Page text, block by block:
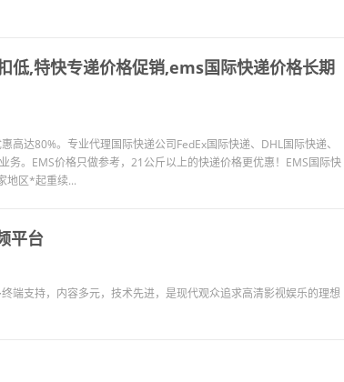
低,特快专递价格促销,ems国际快递价格长期
达80%。专业代理国际快递公司FedEx国际快递、DHL国际快递、
务。EMS价格只做参考，21公斤以上的快递价格更优惠！EMS国际快
地区*起重续...
平台
端支持，内容多元，技术先进，是现代观众追求高清影视娱乐的理想